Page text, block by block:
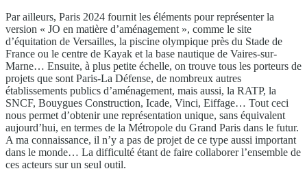
Par ailleurs, Paris 2024 fournit les éléments pour représenter la
version « JO en matière d’aménagement », comme le site
d’équitation de Versailles, la piscine olympique près du Stade de
France ou le centre de Kayak et la base nautique de Vaires-sur-
Marne… Ensuite, à plus petite échelle, on trouve tous les porteurs de
projets que sont Paris-La Défense, de nombreux autres
établissements publics d’aménagement, mais aussi, la RATP, la
SNCF, Bouygues Construction, Icade, Vinci, Eiffage… Tout ceci
nous permet d’obtenir une représentation unique, sans équivalent
aujourd’hui, en termes de la Métropole du Grand Paris dans le futur.
A ma connaissance, il n’y a pas de projet de ce type aussi important
dans le monde… La difficulté étant de faire collaborer l’ensemble de
ces acteurs sur un seul outil.